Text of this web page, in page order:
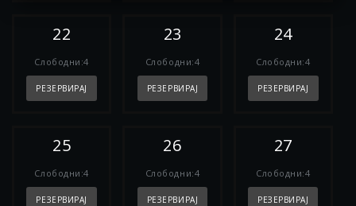
22
Слободни:4
РЕЗЕРВИРАЈ
23
Слободни:4
РЕЗЕРВИРАЈ
24
Слободни:4
РЕЗЕРВИРАЈ
25
Слободни:4
РЕЗЕРВИРАЈ
26
Слободни:4
РЕЗЕРВИРАЈ
27
Слободни:4
РЕЗЕРВИРАЈ